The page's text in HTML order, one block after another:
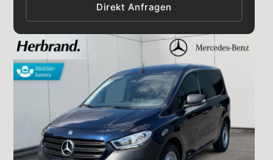
Direkt Anfragen